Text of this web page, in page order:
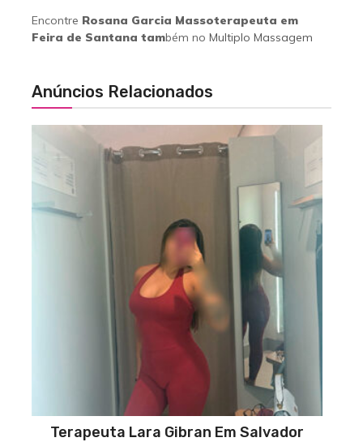
Encontre Rosana Garcia Massoterapeuta em
Feira de Santana também no Multiplo Massagem
Anúncios Relacionados
Terapeuta Lara Gibran Em Salvador